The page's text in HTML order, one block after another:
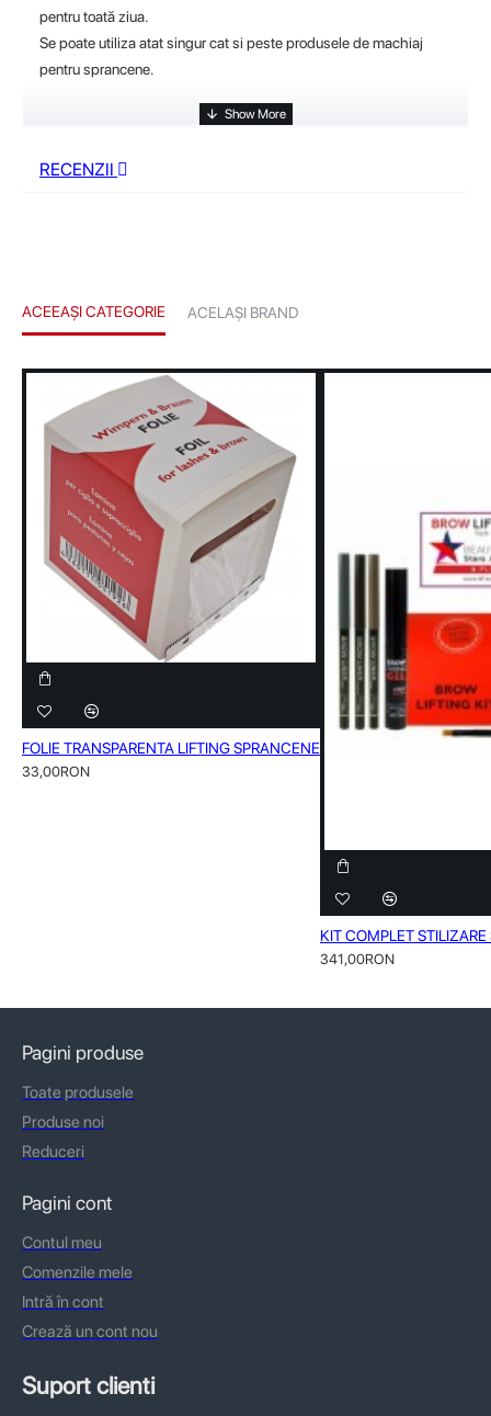
pentru toată ziua.
Se poate utiliza atat singur cat si peste produsele de machiaj
pentru sprancene.
RECENZII
ACEEAȘI CATEGORIE ACELAȘI BRAND
FOLIE TRANSPARENTA LIFTING SPRANCENE
33,00RON
KIT COMPLET
341,00RON
Pagini produse
Toate produsele
Produse noi
Reduceri
Pagini cont
Contul meu
Comenzile mele
Intră în cont
Crează un cont nou
Suport clienti